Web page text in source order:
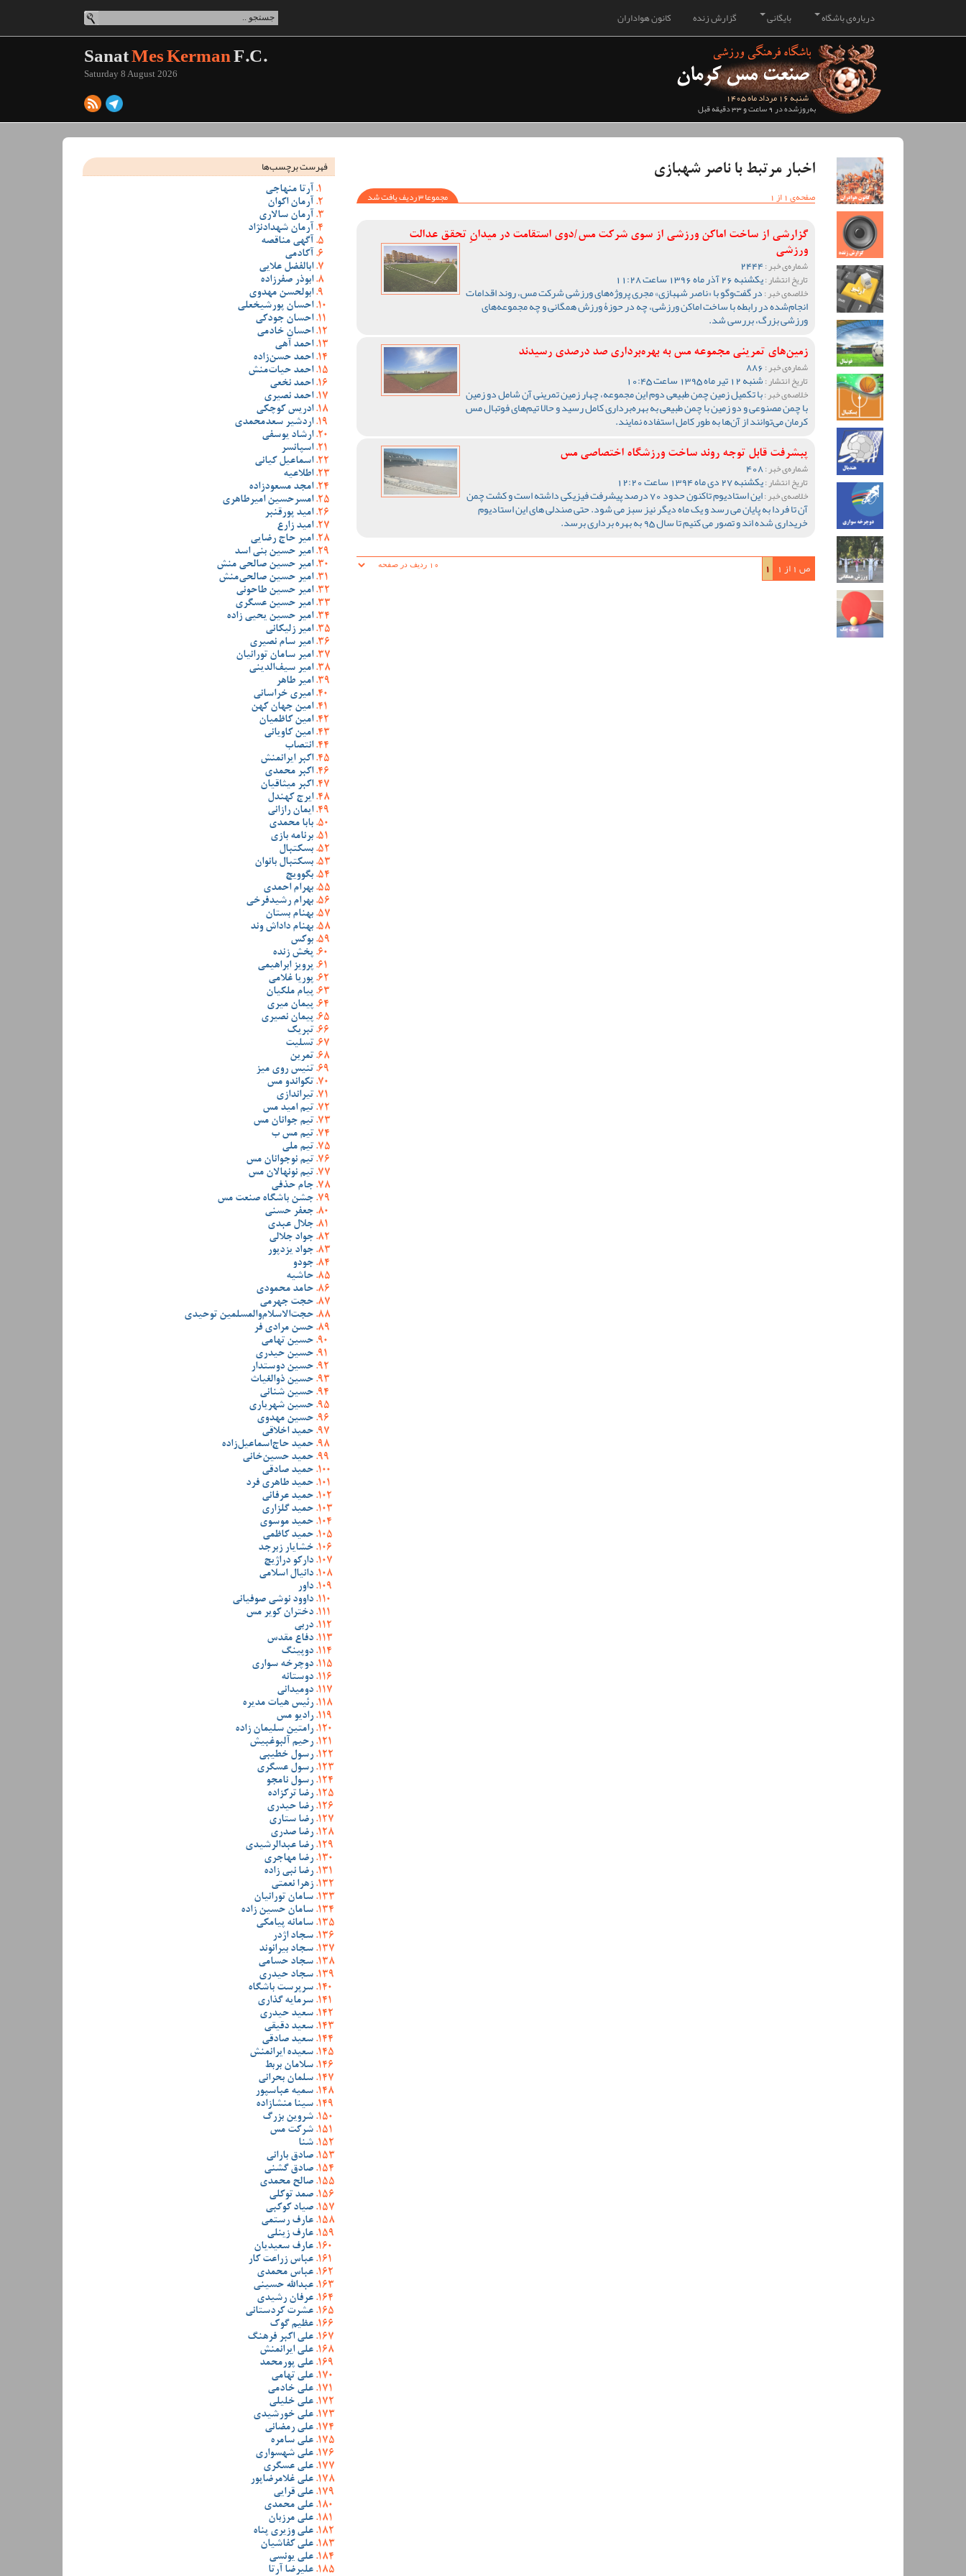
کانون هواداران گزارش زنده بایگانی درباره‌ی باشگاه
شنبه 16 مرداد ماه 1405
به‌روزشده در 9 ساعت و 33 دقیقه قبل
SanatMes KermanF.C.
Saturday 8 August 2026
اخبار مرتبط با ناصر شهبازی
صفحه‌ی 1 از 1
مجموعا 3 ردیف یافت شد
گزارشی از ساخت اماکن ورزشی از سوی شرکت مس/دوی استقامت در میدانِ تحقق عدالت
ورزشی
شماره‌ی خبر :2444
تاریخ انتشار :یکشنبه 26 آذر ماه 1396 ساعت 11:28
خلاصه‌ی خبر :در گفت‌وگو با «ناصر شهبازی» مجری پروژه‌های ورزشی شرکت مس، روند اقدامات
انجام‌شده در رابطه با ساخت اماکن ورزشی، چه در حوزۀ ورزش همگانی و چه مجموعه‌های
ورزشی بزرگ، بررسی شد.
زمین‌های تمرینی مجموعه مس به بهره‌برداری صد درصدی رسیدند
شماره‌ی خبر :
تاریخ انتشار :شنبه 12 تیر ماه 1395 ساعت 10:45
خلاصه‌ی خبر :با تکمیل زمین چمن طبیعی دوم این مجموعه، چهار زمین تمرینی آن شامل دو زمین
با چمن مصنوعی و دو زمین با چمن طبیعی به بهره‌برداری کامل رسید و حالا تیم‌های فوتبال مس
کرمان می‌توانند از آن‌ها به طور کامل استفاده نمایند.
پبشرفت قابل توجه روند ساخت ورزشگاه اختصاصی مس
شماره‌ی خبر :408
تاریخ انتشار :یکشنبه 27 دی ماه 1394 ساعت 12:20
خلاصه‌ی خبر : این استادیوم تاکنون حدود 70 درصد پیشرفت فیزیکی داشته است و کشت چمن
آن تا فردا به پایان می رسد و یک ماه دیگر نیز سبز می شود. حتی صندلی های این استادیوم
خریداری شده اند و تصور می کنیم تا سال 95 به بهره برداری برسد.
ص 1 از 1 1
فهرست برچسب‌ها
آرتا منهاجی
آرمان اکوان
آرمان سالاری
آرمان شهدادنژاد
آگهی مناقصه
آکادمی
ابالفضل علایی
ابوذر صفرزاده
ابولحسن مهدوی
احسان پورشیخعلی
احسان جودکی
احسان خادمی
احمد آهی
احمد حسن‌زاده
احمد حیات‌منش
احمد نخعی
احمد نصیری
ادریس کوچکی
اردشیر سعدمحمدی
ارشاد یوسفی
اسپانسر
اسماعیل کیانی
اطلاعیه
امجد مسعودزاده
امسرحسین امیرطاهری
امید پورقنبر
امید زارع
امیر حاج رضایی
امیر حسین بنی اسد
امیر حسین صالحی منش
امیر حسین صالحی‌منش
امیر حسین طاحونی
امیر حسین عسگری
امیر حسین یحیی زاده
امیر زلیکانی
امیر سام نصیری
امیر سامان تورانیان
امیر سیف‌الدینی
امیر طاهر
امیری خراسانی
امین جهان کهن
امین کاظمیان
امین کاویانی
انتصاب
اکبر ایرانمنش
اکبر محمدی
اکبر میثاقیان
ایرج کهندل
ایمان رازانی
بابا محمدی
برنامه بازی
بسکتبال
بسکتبال بانوان
بگوویچ
بهرام احمدی
بهرام رشیدفرخی
بهنام بستان
بهنام داداش وند
بوکس
پخش زنده
پرویز ابراهیمی
پوریا غلامی
پیام ملکیان
پیمان میری
پیمان نصیری
تبریک
تسلیت
تمرین
تنیس روی میز
تکواندو مس
تیراندازی
تیم امید مس
تیم جوانان مس
تیم مس ب
تیم ملی
تیم نوجوانان مس
تیم نونهالان مس
جام حذفی
جشن باشگاه صنعت مس
جعفر حسنی
جلال عبدی
جواد جلالی
جواد یزدپور
جودو
حاشیه
حامد محمودی
حجت جهرمی
حجت‌الاسلام‌والمسلمین توحیدی
حسن مرادی فر
حسین تهامی
حسین حیدری
حسین دوستدار
حسین ذوالغیاث
حسین شنانی
حسین شهریاری
حسین مهدوی
حمید اخلاقی
حمید حاج‌اسماعیل‌زاده
حمید حسین‌خانی
حمید صادقی
حمید طاهری فرد
حمید عرفانی
حمید گلزاری
حمید موسوی
حمید کاظمی
خشایار زبرجد
دارکو دراژیچ
دانیال اسلامی
داور
داوود نوشی صوفیانی
دختران کویر مس
دربی
دفاع مقدس
دوپینگ
دوچرخه سواری
دوستانه
دومیدانی
رئیس هیات مدیره
رادیو مس
رامتین سلیمان زاده
رحیم آلبوغبیش
رسول خطیبی
رسول عسگری
رسول نامجو
رضا ترکزاده
رضا حیدری
رضا ستاری
رضا صدری
رضا عبدالرشیدی
رضا مهاجری
رضا نبی زاده
زهرا نعمتی
سامان تورانیان
سامان حسین زاده
سامانه پیامکی
سجاد اژدر
سجاد بیرانوند
سجاد حسامی
سجاد حیدری
سرپرست باشگاه
سرمایه گذاری
سعید حیدری
سعید دقیقی
سعید صادقی
سعیده ایرانمنش
سلامان بربط
سلمان بحرانی
سمیه عباسپور
سینا منشازاده
شروین بزرگ
شرکت مس
شنا
صادق بارانی
صادق گشنی
صالح محمدی
صمد توکلی
صیاد کوکبی
عارف رستمی
عارف زینلی
عارف سعیدیان
عباس زراعت کار
عباس محمدی
عبدالله حسینی
عرفان رشیدی
عشرت کردستانی
عظیم گوک
علی اکبر فرهنگ
علی ایرانمنش
علی پورمحمد
علی تهامی
علی خادمی
علی خلیلی
علی خورشیدی
علی رمضانی
علی سامره
علی شهسواری
علی عسگری
علی غلامرضاپور
علی قرایی
علی محمدی
علی مرزبان
علی وزیری پناه
علی کفاشیان
علی یونسی
علیرضا آرتا